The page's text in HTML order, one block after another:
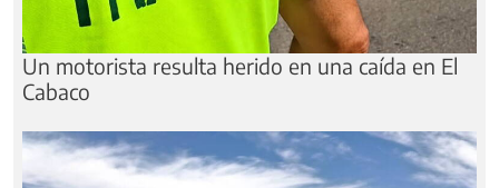
Un motorista resulta herido en una caída en El
Cabaco